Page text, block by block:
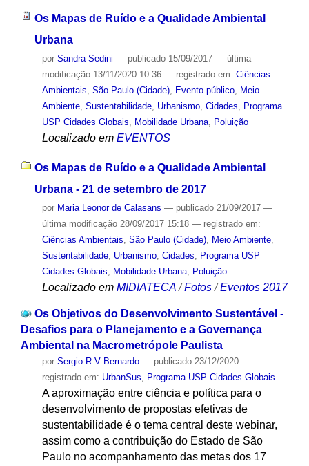
Os Mapas de Ruído e a Qualidade Ambiental
Urbana
por Sandra Sedini — publicado15/09/2017 — última
modificação13/11/2020 10:36 — registrado em: Ciências
Ambientais São Paulo (Cidade), Evento público,
Meio
Ambiente, Sustentabilidade, Urbanismo, Cidades
Programa
USP Cidades Globais
Mobilidade Urbana, Poluição
Localizado em EVENTOS
Os Mapas de Ruído e a Qualidade Ambiental
Urbana - 21 de setembro de 2017
por Maria Leonor de Calasans — publicado21/09/2017 —
última modificação28/09/2017 15:18 — registrado em:
Ciências Ambientais São Paulo (Cidade), Meio Ambiente,
Sustentabilidade, Urbanismo, Cidades
Programa USP
Cidades Globais
Mobilidade Urbana, Poluição
Localizado em MIDIATECA /Fotos /Eventos 2017
Os Objetivos do Desenvolvimento Sustentável -
Desafios para o Planejamento e a Governança
Ambiental na Macrometrópole Paulista
por Sergio R V Bernardo — publicado23/12/2020 —
registrado em: UrbanSus, Programa USP Cidades Globais
A aproximação entre ciência e política para o
desenvolvimento de propostas efetivas de
sustentabilidade é o tema central deste webinar,
assim como a contribuição do Estado de São
Paulo no acompanhamento das metas dos 17